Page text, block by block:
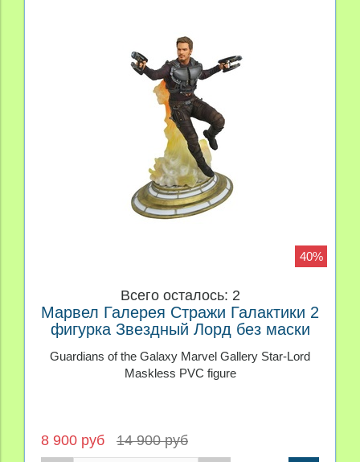
40%
Всего осталось: 2
Марвел Галерея Стражи Галактики 2
фигурка Звездный Лорд без маски
Guardians of the Galaxy Marvel Gallery Star-Lord
Maskless PVC figure
8 900 руб 14 900 руб